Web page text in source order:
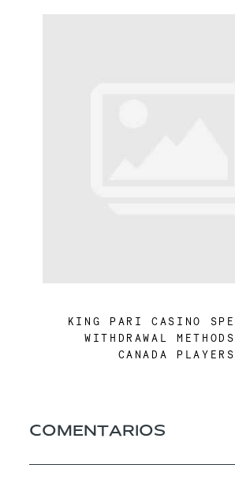
KING PARI CASINO
WITHDRAWAL
CANADA PLAYERS
COMENTARIOS